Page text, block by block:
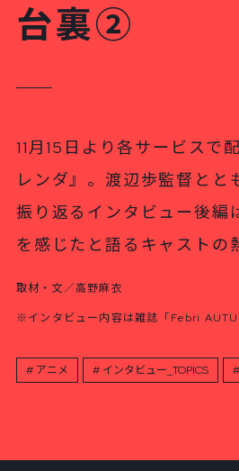
台裏②
11月15日より各サービスで
レンダ』。渡辺歩監督とと
振り返るインタビュー後編
を感じたと語るキャストの
取材・文／高野麻衣
※インタビュー内容は雑誌「Febri
アニメ インタビュー_TOPICS